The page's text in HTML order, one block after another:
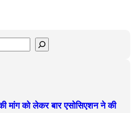
मांग को लेकर बार एसोसिएशन ने की